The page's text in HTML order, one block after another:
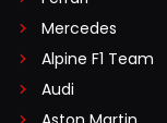
Mercedes
Alpine F1 Team
Audi